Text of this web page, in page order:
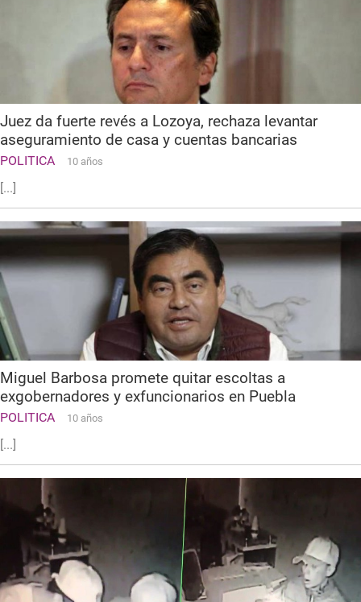
Juez da fuerte revés a Lozoya, rechaza levantar
aseguramiento de casa y cuentas bancarias
POLITICA 10 años
[...]
Miguel Barbosa promete quitar escoltas a
exgobernadores y exfuncionarios en Puebla
POLITICA 10 años
[...]